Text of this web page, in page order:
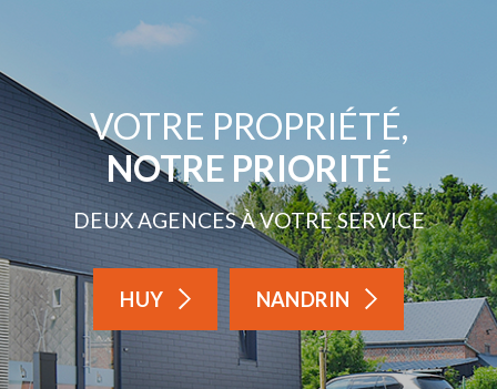
VOTRE PROPRIÉTÉ,
NOTRE PRIORITÉ
DEUX AGENCES À VOTRE SERVICE
HUY NANDRIN